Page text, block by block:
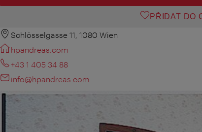
PŘIDAT DO
Schlösselgasse 11, 1080 Wien
hpandreas.com
+43 1 405 34 88
info@hpandreas.com